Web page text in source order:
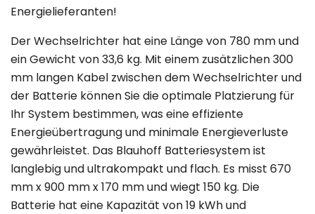
Energielieferanten!
Der Wechselrichter hat eine Länge von 780 mm und
ein Gewicht von 33,6 kg. Mit einem zusätzlichen 300
mm langen Kabel zwischen dem Wechselrichter und
der Batterie können Sie die optimale Platzierung für
Ihr System bestimmen, was eine effiziente
Energieübertragung und minimale Energieverluste
gewährleistet. Das Blauhoff Batteriesystem ist
langlebig und ultrakompakt und flach. Es misst 670
mm x 900 mm x 170 mm und wiegt 150 kg. Die
Batterie hat eine Kapazität von 19 kWh und